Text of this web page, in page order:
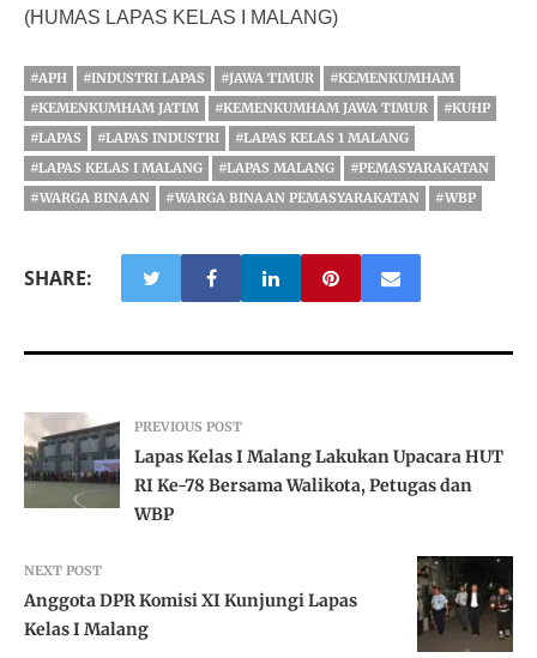
(HUMAS LAPAS KELAS I MALANG)
#APH #INDUSTRI LAPAS #JAWA TIMUR
#KEMENKUMHAM
#KEMENKUMHAM JATIM
#KEMENKUMHAM JAWA TIMUR
#KUHP
#LAPAS
#LAPAS INDUSTRI
#LAPAS KELAS 1 MALANG
#LAPAS KELAS I MALANG
#LAPAS MALANG
#PEMASYARAKATAN
#WARGA BINAAN
#WARGA BINAAN PEMASYARAKATAN #WBP
SHARE:
PREVIOUS POST
Lapas Kelas I Malang Lakukan Upacara HUT
RI Ke-78 Bersama Walikota, Petugas dan
WBP
NEXT POST
Anggota DPR Komisi XI Kunjungi Lapas
Kelas I Malang